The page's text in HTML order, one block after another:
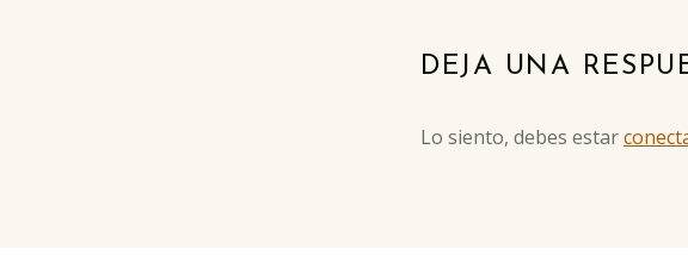
DEJA UNA
Lo siento, debes estar